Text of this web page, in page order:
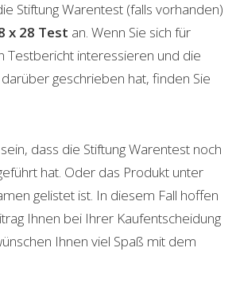
Stiftung Warentest (falls vorhanden)
x 28 Test an. Wenn Sie sich für
Testbericht interessieren und die
geschrieben hat, finden Sie
dass die Stiftung Warentest noch
hat. Oder das Produkt unter
gelistet ist. In diesem Fall hoffen
Ihnen bei Ihrer Kaufentscheidung
Ihnen viel Spaß mit dem